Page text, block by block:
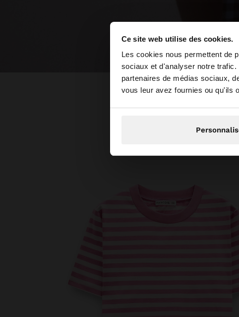
Ce site web utilise des cookies.
Les cookies nous permettent de
sociaux et d'analyser notre
partenaires de médias sociaux,
vous leur avez fournies ou qu'ils
Vous accédez au site
Non, je